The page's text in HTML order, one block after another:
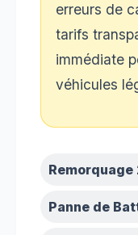
erreurs de
tarifs
immédiate
véhicules
Remorquage
Panne de